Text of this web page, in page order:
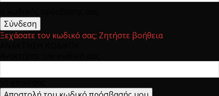
Ξεχάσατε τον κωδικό σας; Ζητήστε βοήθεια